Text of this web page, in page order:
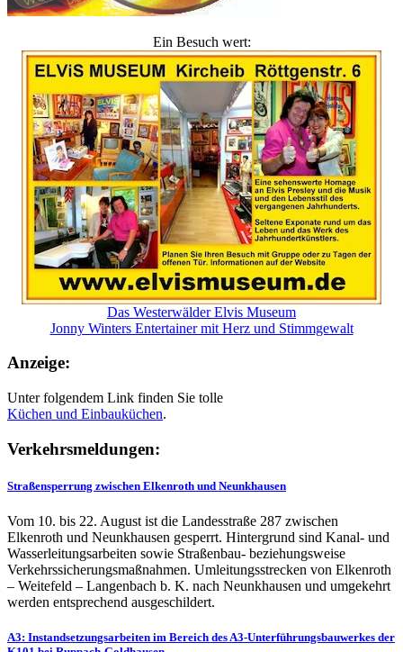
Ein Besuch wert:
Das Westerwälder Elvis Museum
Jonny Winters Entertainer mit Herz und Stimmgewalt
Anzeige:
Unter folgendem Link finden Sie tolle
Küchen und Einbauküchen.
Verkehrsmeldungen:
Straßensperrung zwischen Elkenroth und Neunkhausen
Vom 10. bis 22. August ist die Landesstraße 287 zwischen
Elkenroth und Neunkhausen gesperrt. Hintergrund sind Kanal- und
Wasserleitungsarbeiten sowie Straßenbau- beziehungsweise
Verkehrssicherungsmaßnahmen. Umleitungsstrecken von Elkenroth
– Weitefeld – Langenbach b. K. nach Neunkhausen und umgekehrt
werden entsprechend ausgeschildert.
A3: Instandsetzungsarbeiten im Bereich des A3-Unterführungsbauwerkes der